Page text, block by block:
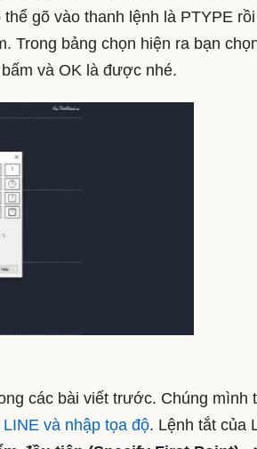
gõ vào thanh lệnh là PTYPE
Trong bảng chọn hiện ra bạn
và OK là được nhé.
các bài viết trước. Chúng mình
và nhập tọa độ. Lệnh tắt của